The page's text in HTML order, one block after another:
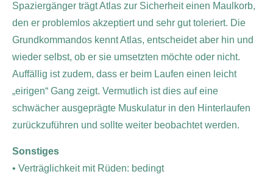
Spaziergänger trägt Atlas zur Sicherheit einen Maulkorb,
den er problemlos akzeptiert und sehr gut toleriert. Die
Grundkommandos kennt Atlas, entscheidet aber hin und
wieder selbst, ob er sie umsetzten möchte oder nicht.
Auffällig ist zudem, dass er beim Laufen einen leicht
„eirigen“ Gang zeigt. Vermutlich ist dies auf eine
schwächer ausgeprägte Muskulatur in den Hinterlaufen
zurückzuführen und sollte weiter beobachtet werden.
Sonstiges
• Verträglichkeit mit Rüden: bedingt